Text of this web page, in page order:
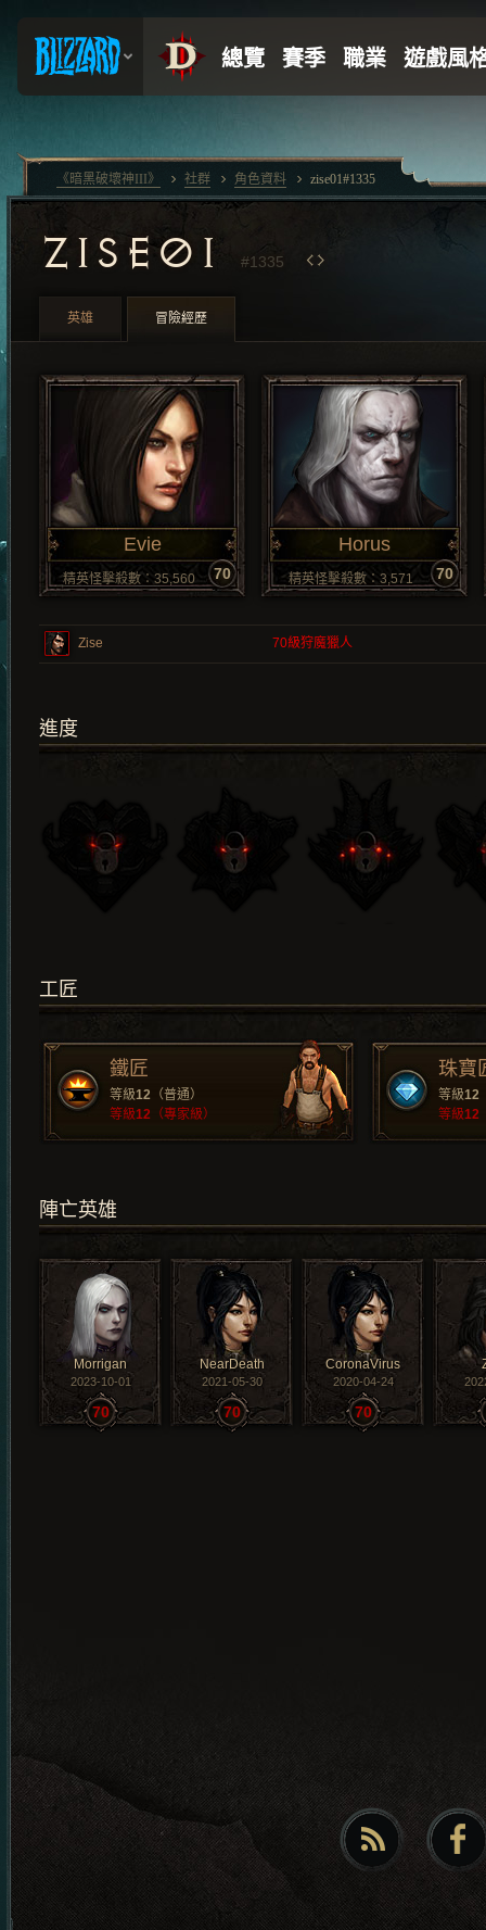
ZISE01 #1335
英雄 冒險經歷
Evie
精英怪擊殺數：35,560 70
Horus
精英怪擊殺數：3,571 70
Zise 70級狩魔獵人
進度
工匠
鐵匠
等級12 （普通）
等級12 （專家級）
珠寶
等級12
等級12
陣亡英雄
Morrigan
2023-10-01
70
NearDeath
2021-05-30
70
CoronaVirus
2020-04-24
70
《暗黑破壞神III》 社群 角色資料 zise01#1335